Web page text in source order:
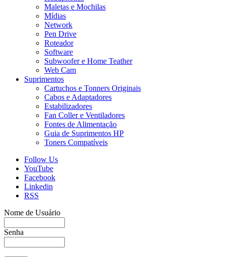
Maletas e Mochilas
Mídias
Network
Pen Drive
Roteador
Software
Subwoofer e Home Teather
Web Cam
Suprimentos
Cartuchos e Tonners Originais
Cabos e Adaptadores
Estabilizadores
Fan Coller e Ventiladores
Fontes de Alimentação
Guia de Suprimentos HP
Toners Compatíveis
Follow Us
YouTube
Facebook
Linkedin
RSS
Nome de Usuário
Senha